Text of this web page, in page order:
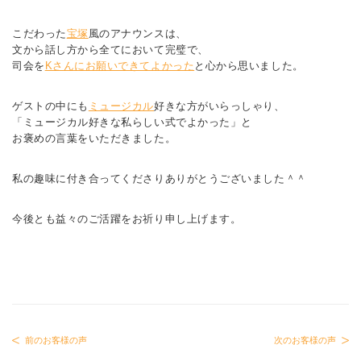
こだわった宝塚風のアナウンスは、
文から話し方から全てにおいて完璧で、
司会を Kさんにお願いできてよかった と心から思いました。
ゲストの中にも ミュージカル好きな方がいらっしゃり、
「ミュージカル好きな私らしい式でよかった」と
お褒めの言葉をいただきました。
私の趣味に付き合ってくださりありがとうございました＾＾
今後とも益々のご活躍をお祈り申し上げます。
前のお客様の声 次のお客様の声